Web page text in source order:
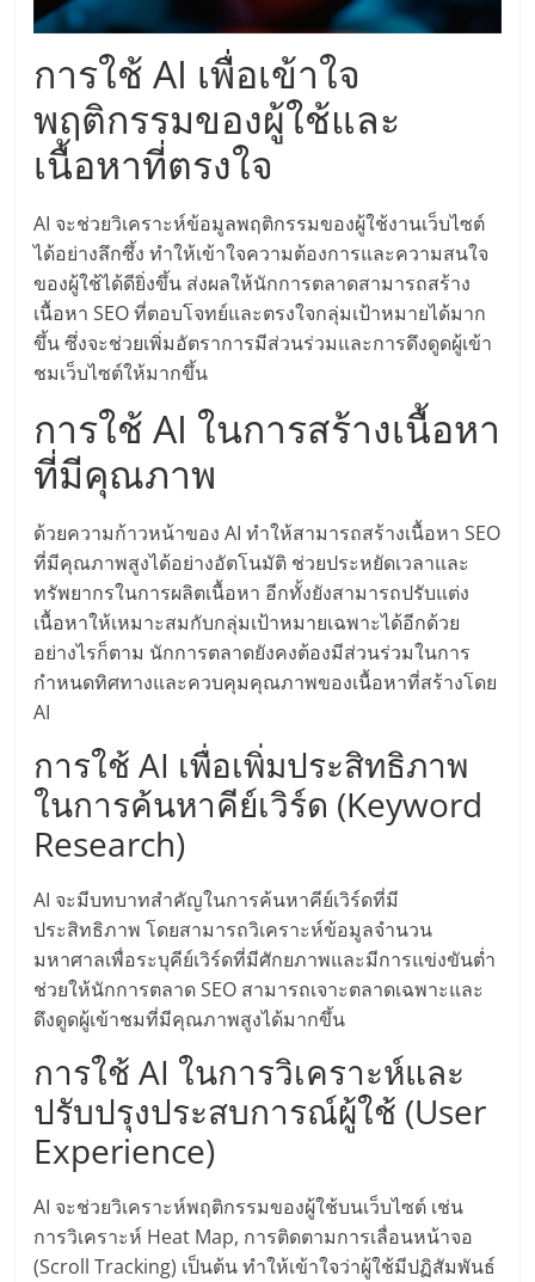
ที่
ปรึกษา
แฟ
รน
ไชส์,
รวม
แฟ
รน
ไชส์
ขาย
แฟ
รน
ไชส์
แฟ
รน
ไชส์
ขาย
หน้า
บ้าน
การใช้ AI เพื่อเข้าใจ
พฤติกรรมของผู้ใช้และ
เนื้อหาที่ตรงใจ
AI จะช่วยวิเคราะห์ข้อมูลพฤติกรรมของผู้ใช้งานเว็บไซต์
ได้อย่างลึกซึ้ง ทำให้เข้าใจความต้องการและความสนใจ
ของผู้ใช้ได้ดียิ่งขึ้น ส่งผลให้นักการตลาดสามารถสร้าง
เนื้อหา SEO ที่ตอบโจทย์และตรงใจกลุ่มเป้าหมายได้มาก
ขึ้น ซึ่งจะช่วยเพิ่มอัตราการมีส่วนร่วมและการดึงดูดผู้เข้า
ชมเว็บไซต์ให้มากขึ้น
การใช้ AI ในการสร้างเนื้อหา
ที่มีคุณภาพ
ด้วยความก้าวหน้าของ AI ทำให้สามารถสร้างเนื้อหา SEO
ที่มีคุณภาพสูงได้อย่างอัตโนมัติ ช่วยประหยัดเวลาและ
ทรัพยากรในการผลิตเนื้อหา อีกทั้งยังสามารถปรับแต่ง
เนื้อหาให้เหมาะสมกับกลุ่มเป้าหมายเฉพาะได้อีกด้วย
อย่างไรก็ตาม นักการตลาดยังคงต้องมีส่วนร่วมในการ
กำหนดทิศทางและควบคุมคุณภาพของเนื้อหาที่สร้างโดย
AI
การใช้ AI เพื่อเพิ่มประสิทธิภาพ
ในการค้นหาคีย์เวิร์ด (Keyword
Research)
AI จะมีบทบาทสำคัญในการค้นหาคีย์เวิร์ดที่มี
ประสิทธิภาพ โดยสามารถวิเคราะห์ข้อมูลจำนวน
มหาศาลเพื่อระบุคีย์เวิร์ดที่มีศักยภาพและมีการแข่งขันต่ำ
ช่วยให้นักการตลาด SEO สามารถเจาะตลาดเฉพาะและ
ดึงดูดผู้เข้าชมที่มีคุณภาพสูงได้มากขึ้น
การใช้ AI ในการวิเคราะห์และ
ปรับปรุงประสบการณ์ผู้ใช้ (User
Experience)
AI จะช่วยวิเคราะห์พฤติกรรมของผู้ใช้บนเว็บไซต์ เช่น
การวิเคราะห์ Heat Map, การติดตามการเลื่อนหน้าจอ
(Scroll Tracking) เป็นต้น ทำให้เข้าใจว่าผู้ใช้มีปฏิสัมพันธ์